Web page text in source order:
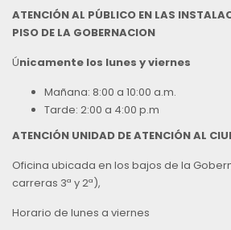
ATENCIÓN AL PÚBLICO EN LAS
PISO DE LA GOBERNACION
Únicamente los lunes y viernes
Mañana: 8:00 a 10:00 a.m.
Tarde: 2:00 a 4:00 p.m
ATENCIÓN UNIDAD DE ATENCIÓN AL
Oficina ubicada en los bajos de la
carreras 3ª y 2ª),
Horario de lunes a viernes